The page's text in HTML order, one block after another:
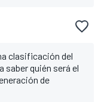
clasificación del
saber quién será el
de